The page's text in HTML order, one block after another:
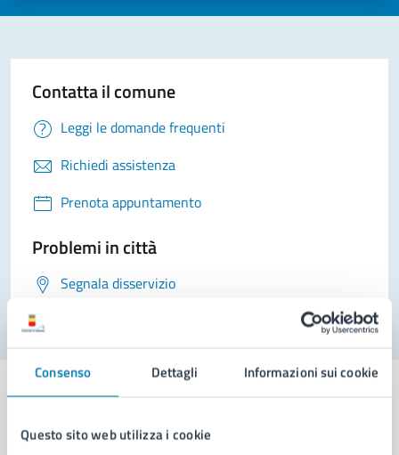
Consenso Dettagli Informazioni sui cookie
Questo sito web utilizza i cookie
Contatta il comune
Leggi le domande frequenti
Richiedi assistenza
Prenota appuntamento
Problemi in città
Segnala disservizio